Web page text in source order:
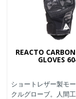
REACTO
GLOVES
ショートレザー製モ
クルグローブ。人間